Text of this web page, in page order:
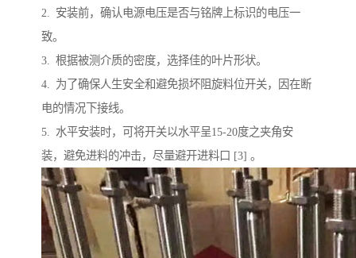
2. 安装前，确认电源电压是否与铭牌上标识的电压一
致。
3. 根据被测介质的密度，选择佳的叶片形状。
4. 为了确保人生安全和避免损坏阻旋料位开关，因在断
电的情况下接线。
5. 水平安装时，可将开关以水平呈15-20度之夹角安
装，避免进料的冲击，尽量避开进料口 [3] 。